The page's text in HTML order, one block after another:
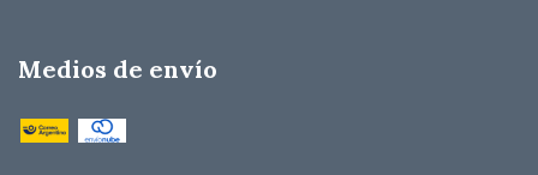
Medios de envío